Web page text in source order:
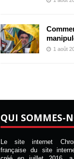
1 août
QUI SOMMES-
Le site internet
française du site